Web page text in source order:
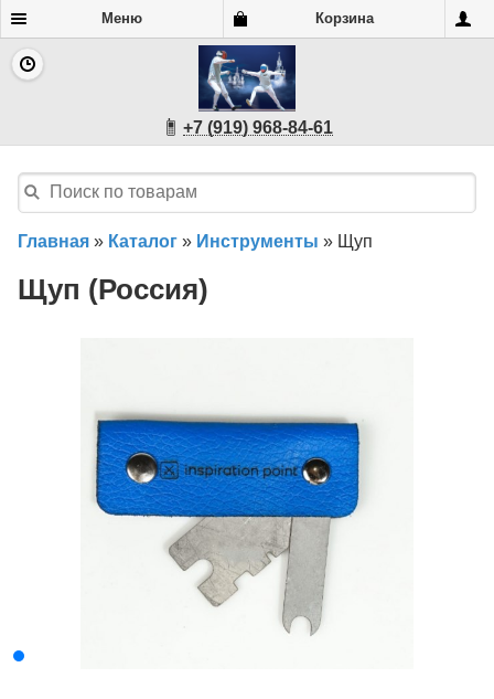
Меню Корзина
+7 (919) 968-84-61
Главная » Каталог » Инструменты » Щуп
Щуп (Россия)